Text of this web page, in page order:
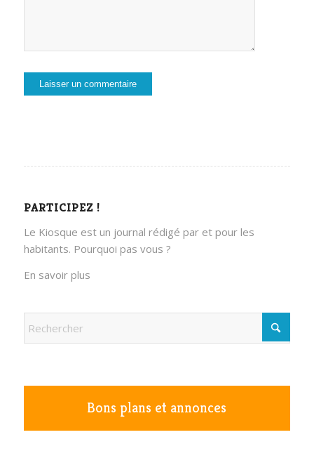
PARTICIPEZ !
Le Kiosque est un journal rédigé par et pour les
habitants. Pourquoi pas vous ?
En savoir plus
Bons plans et annonces